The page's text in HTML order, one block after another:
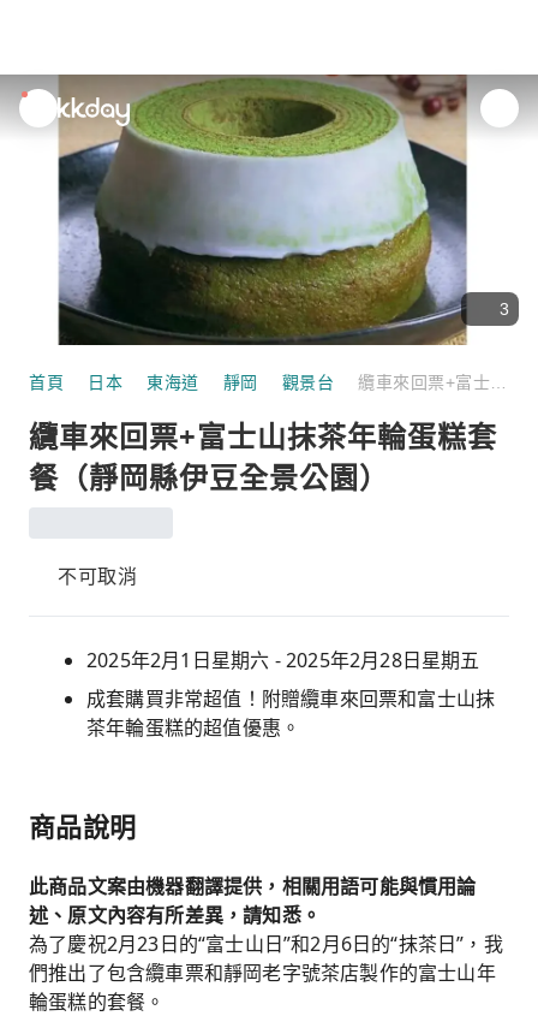
unread
notifications
3
首頁 日本 東海道 靜岡 觀景台
纜車來回票+富士山抹茶年輪蛋糕套
餐（靜岡縣伊豆全景公園）
不可取消
2025年2月1日星期六 - 2025年2月28日星期五
成套購買非常超值！附贈纜車來回票和富士山抹
茶年輪蛋糕的超值優惠。
商品說明
此商品文案由機器翻譯提供，相關用語可能與慣用論
述、原文內容有所差異，請知悉。
為了慶祝2月23日的“富士山日”和2月6日的“抹茶日”，我
們推出了包含纜車票和靜岡老字號茶店製作的富士山年
輪蛋糕的套餐。